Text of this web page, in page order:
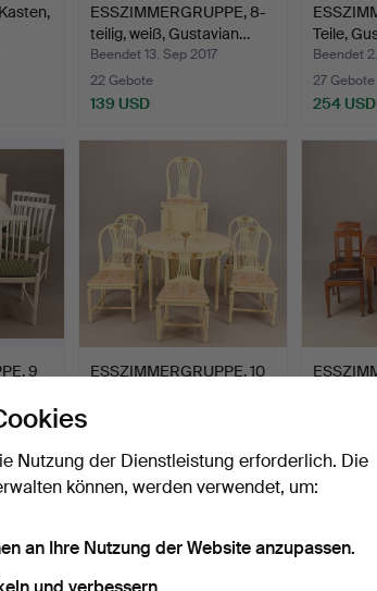
ESSZIMMERGRUPPE, 8-
teilig, weiß, Gustavian…
Beendet 13. Sep 2017
22 Gebote
139 USD
Teile,
Beendet
27 Gebote
254 USD
9
ESSZIMMERGRUPPE, 10
64 USD
teilig,
180 USD
Nutzung der Dienstleistung erforderlich. Die
können, werden verwendet, um:
an Ihre Nutzung der Website anzupassen.